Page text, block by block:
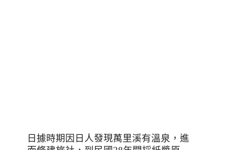
日據時期因日人發現萬里溪有溫泉，進